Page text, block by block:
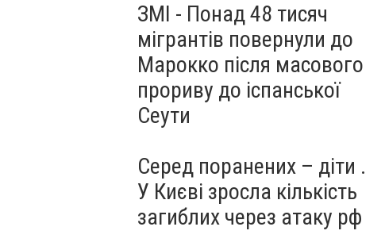
ЗМІ - Понад 48 тисяч
мігрантів повернули до
Марокко після масового
прориву до іспанської
Сеути
Серед поранених – діти .
У Києві зросла кількість
загиблих через атаку рф